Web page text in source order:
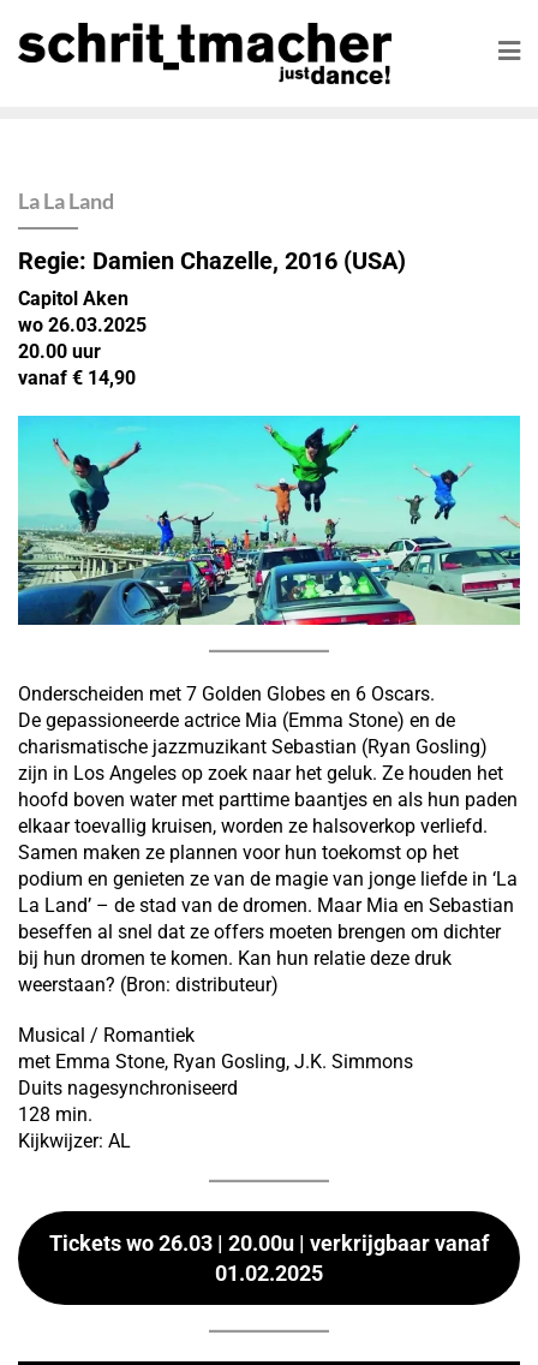
La La Land
Regie: Damien Chazelle, 2016 (USA)
Capitol Aken
wo 26.03.2025
20.00 uur
vanaf € 14,90
Onderscheiden met 7 Golden Globes en 6 Oscars.
De gepassioneerde actrice Mia (Emma Stone) en de
charismatische jazzmuzikant Sebastian (Ryan Gosling)
zijn in Los Angeles op zoek naar het geluk. Ze houden het
hoofd boven water met parttime baantjes en als hun paden
elkaar toevallig kruisen, worden ze halsoverkop verliefd.
Samen maken ze plannen voor hun toekomst op het
podium en genieten ze van de magie van jonge liefde in ‘La
La Land’ – de stad van de dromen. Maar Mia en Sebastian
beseffen al snel dat ze offers moeten brengen om dichter
bij hun dromen te komen. Kan hun relatie deze druk
weerstaan? (Bron: distributeur)
Musical / Romantiek
met Emma Stone, Ryan Gosling, J.K. Simmons
Duits nagesynchroniseerd
128 min.
Kijkwijzer: AL
Tickets wo 26.03 | 20.00u | verkrijgbaar vanaf
01.02.2025